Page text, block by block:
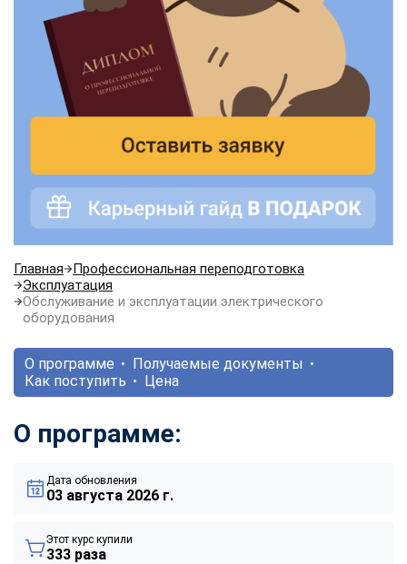
Главная
Профессиональная переподготовка
Эксплуатация
Обслуживание и эксплуатации электрического
оборудования
О программе
Получаемые документы
Как поступить
Цена
О программе:
Дата обновления
03 августа 2026 г.
Этот курс купили
333 раза